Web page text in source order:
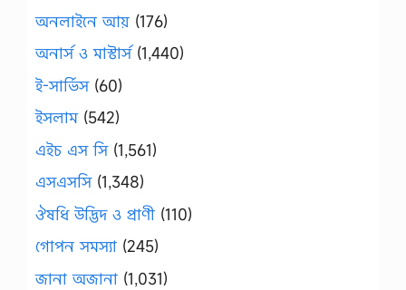
অনলাইনে আয় (176)
অনার্স ও মাস্টার্স(1,440)
ই-সার্ভিস(60)
ইসলাম(542)
এইচ এস সি(1,561)
এসএসসি(1,348)
ঔষধি উদ্ভিদ ও প্রাণী (110)
গোপন সমস্যা (245)
জানা অজানা (1,031)